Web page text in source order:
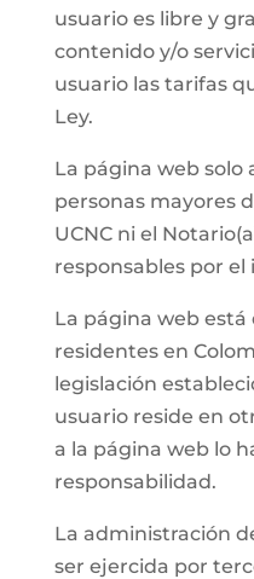
usuario es libre y
contenido y/o
usuario las tarifas
Ley.
La página web solo
personas mayores
UCNC ni el
responsables por
La página web
residentes en
legislación
usuario reside en
a la página web lo
responsabilidad.
La administración
ser ejercida por